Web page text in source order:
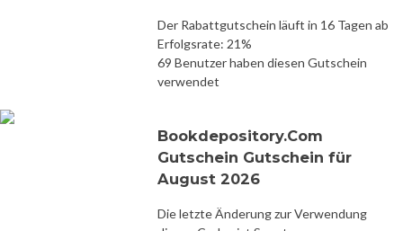
Der Rabattgutschein läuft in 16 Tagen ab
Erfolgsrate: 21%
69 Benutzer haben diesen Gutschein
verwendet
Bookdepository.Com
Gutschein Gutschein für
August 2026
Die letzte Änderung zur Verwendung